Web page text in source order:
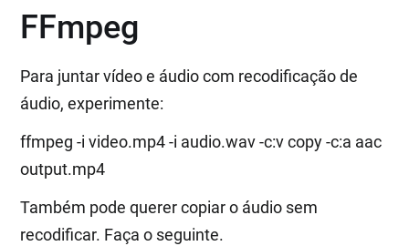
FFmpeg
Para juntar vídeo e áudio com recodificação de
áudio, experimente:
ffmpeg -i video.mp4 -i audio.wav -c:v copy -c:a aac
output.mp4
Também pode querer copiar o áudio sem
recodificar. Faça o seguinte.